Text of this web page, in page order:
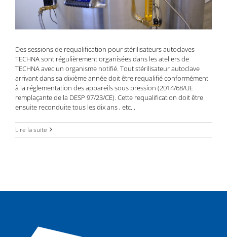
Des sessions de requalification pour stérilisateurs autoclaves
TECHNA sont régulièrement organisées dans les ateliers de
TECHNA avec un organisme notifié. Tout stérilisateur autoclave
arrivant dans sa dixième année doit être requalifié conformément
à la réglementation des appareils sous pression (2014/68/UE
remplaçante de la DESP 97/23/CE). Cette requalification doit être
ensuite reconduite tous les dix ans , etc...
Lire la suite